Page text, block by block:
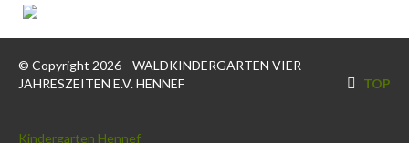
© Copyright 2026 WALDKINDERGARTEN VIER
JAHRESZEITEN E.V. HENNEF
TOP
Kindergarten Hennef